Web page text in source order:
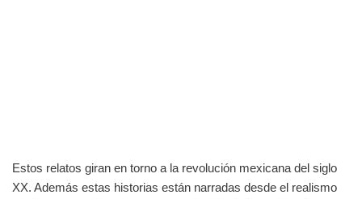
Estos relatos giran en torno a la revolución mexicana del siglo
XX. Además estas historias están narradas desde el realismo